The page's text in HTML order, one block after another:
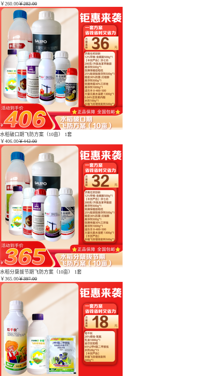
￥260.00￥282.00
水稻破口期飞防方案（10亩） 1套
￥406.00￥442.00
水稻分蘖拔节期飞防方案（10亩） 1套
￥365.00￥397.00